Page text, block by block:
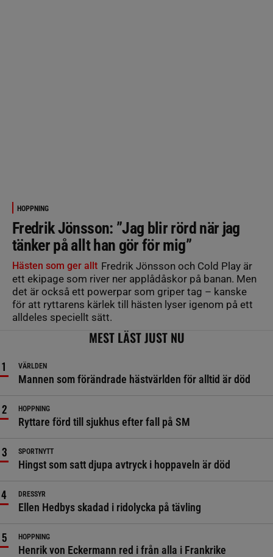
HOPPNING
Fredrik Jönsson: ”Jag blir rörd när jag
tänker på allt han gör för mig”
Hästen som ger allt Fredrik Jönsson och Cold Play är
ett ekipage som river ner applådåskor på banan. Men
det är också ett powerpar som griper tag – kanske
för att ryttarens kärlek till hästen lyser igenom på ett
alldeles speciellt sätt.
MEST LÄST JUST NU
VÄRLDEN
Mannen som förändrade hästvärlden för alltid är död
HOPPNING
Ryttare förd till sjukhus efter fall på SM
SPORTNYTT
Hingst som satt djupa avtryck i hoppaveln är död
DRESSYR
Ellen Hedbys skadad i ridolycka på tävling
HOPPNING
Henrik von Eckermann red i från alla i Frankrike